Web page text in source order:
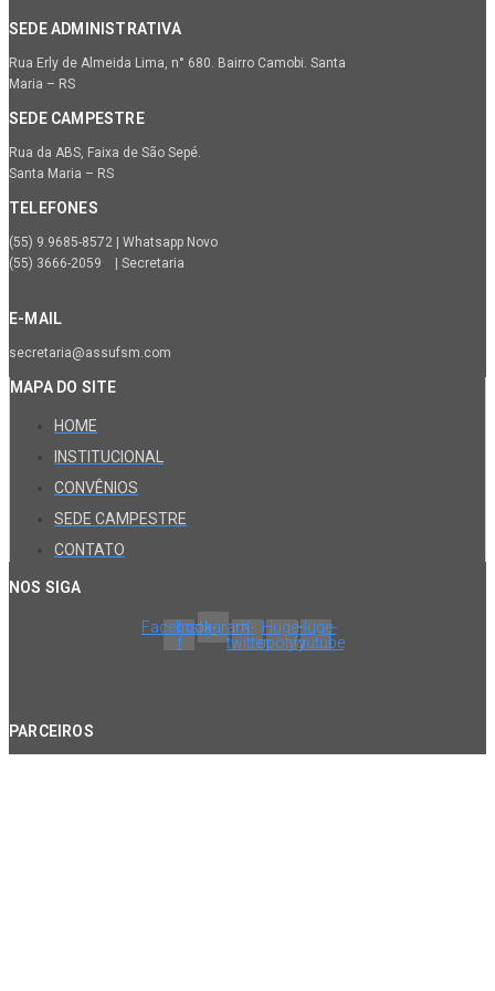
SEDE ADMINISTRATIVA
Rua Erly de Almeida Lima, n° 680. Bairro Camobi. Santa
Maria – RS
SEDE CAMPESTRE
Rua da ABS, Faixa de São Sepé.
Santa Maria – RS
TELEFONES
(55) 9.9685-8572 | Whatsapp Novo
(55) 3666-2059 | Secretaria
E-MAIL
secretaria@assufsm.com
MAPA DO SITE
HOME
INSTITUCIONAL
CONVÊNIOS
SEDE CAMPESTRE
CONTATO
NOS SIGA
Facebook-
f
InstagramX-
twitter
Huge-
spotify
Huge-
youtube
PARCEIROS